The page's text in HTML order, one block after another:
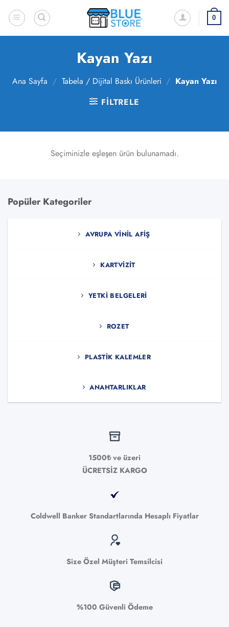
atla
0
Kayan Yazı
Ana Sayfa / Tabela / Dijital Baskı Ürünleri / Kayan Yazı
FILTRELE
Seçiminizle eşleşen ürün bulunamadı.
Popüler Kategoriler
AVRUPA VINIL AFIŞ
KARTVIZIT
YETKI BELGELERI
ROZET
PLASTIK KALEMLER
ANAHTARLIKLAR
1500₺ ve üzeri
ÜCRETSİZ KARGO
Coldwell Banker Standartlarında Hesaplı Fiyatlar
Size Özel Müşteri Temsilcisi
%100 Güvenli Ödeme